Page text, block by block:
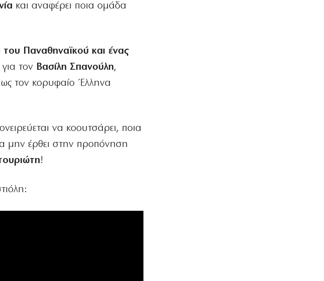
και αναφέρει ποια ομάδα
του Παναθηναϊκού και ένας
τον Βασίλη Σπανούλη,
ως τον κορυφαίο Έλληνα
να κοουτσάρει, ποια
μην έρθει στην προπόνηση
!